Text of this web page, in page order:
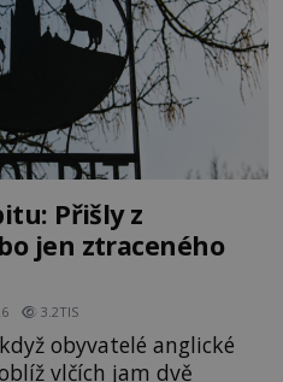
Přišly z
jen ztraceného
3.2TIS
obyvatelé anglické
vlčích jam dvě